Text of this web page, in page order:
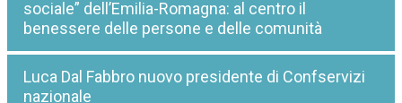
sociale” dell’Emilia-Romagna: al centro il
benessere delle persone e delle comunità
Luca Dal Fabbro nuovo presidente di Confservizi
nazionale